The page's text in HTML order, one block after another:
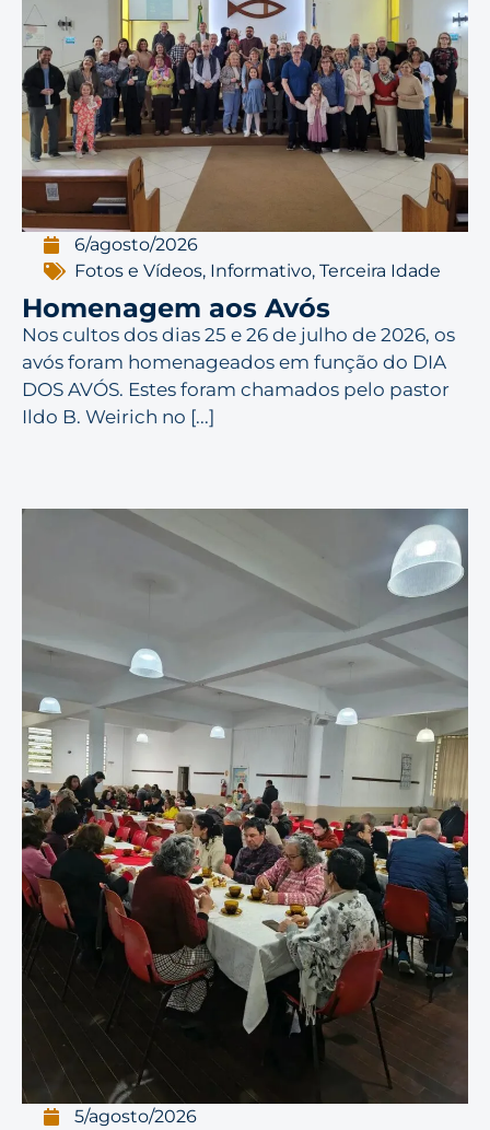
6/agosto/2026
Fotos e Vídeos, Informativo,Terceira Idade
Homenagem aos Avós
Nos cultos dos dias 25 e 26 de julho de 2026, os
avós foram homenageados em função do DIA
DOS AVÓS. Estes foram chamados pelo pastor
Ildo B. Weirich no [...]
5/agosto/2026